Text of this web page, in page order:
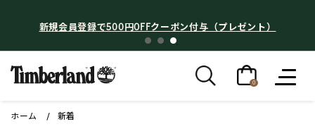
新規会員登録で500円OFFクーポン付与（プレゼント）
0
ホーム 新着